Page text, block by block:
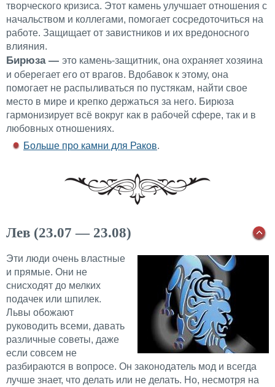
творческого кризиса. Этот камень улучшает отношения с
начальством и коллегами, помогает сосредоточиться на
работе. Защищает от завистников и их вредоносного
влияния.
Бирюза — это камень-защитник, она охраняет хозяина
и оберегает его от врагов. Вдобавок к этому, она
помогает не распыливаться по пустякам, найти свое
место в мире и крепко держаться за него. Бирюза
гармонизирует всё вокруг как в рабочей сфере, так и в
любовных отношениях.
Больше про камни для Раков.
Лев (23.07 — 23.08)
Эти люди очень властные
и прямые. Они не
снисходят до мелких
подачек или шпилек.
Львы обожают
руководить всеми, давать
различные советы, даже
если совсем не
разбираются в вопросе. Он законодатель мод и всегда
лучше знает, что делать или не делать. Но, несмотря на